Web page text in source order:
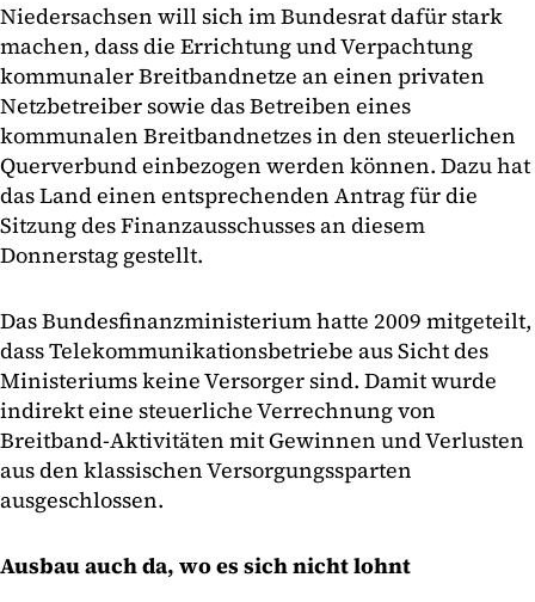
Niedersachsen will sich im Bundesrat dafür stark
machen, dass die Errichtung und Verpachtung
kommunaler Breitbandnetze an einen privaten
Netzbetreiber sowie das Betreiben eines
kommunalen Breitbandnetzes in den steuerlichen
Querverbund einbezogen werden können. Dazu hat
das Land einen entsprechenden Antrag für die
Sitzung des Finanzausschusses an diesem
Donnerstag gestellt.
Das Bundesfinanzministerium hatte 2009 mitgeteilt,
dass Telekommunikationsbetriebe aus Sicht des
Ministeriums keine Versorger sind. Damit wurde
indirekt eine steuerliche Verrechnung von
Breitband-Aktivitäten mit Gewinnen und Verlusten
aus den klassischen Versorgungssparten
ausgeschlossen.
Ausbau auch da, wo es sich nicht lohnt